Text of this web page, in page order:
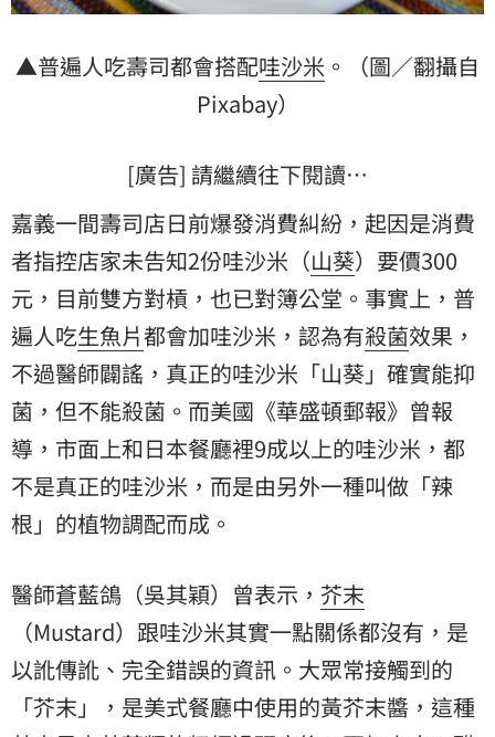
▲普遍人吃壽司都會搭配哇沙米 。（圖／翻攝自
Pixabay）
[廣告] 請繼續往下閱讀…
嘉義一間壽司店日前爆發消費糾紛，起因是消費
者指控店家未告知2份哇沙米（山葵）要價300
元，目前雙方對槓，也已對簿公堂。事實上，普
遍人吃生魚片都會加哇沙米，認為有殺菌效果，
不過醫師闢謠，真正的哇沙米「山葵」確實能抑
菌，但不能殺菌。而美國《華盛頓郵報》曾報
導，市面上和日本餐廳裡9成以上的哇沙米，都
不是真正的哇沙米，而是由另外一種叫做「辣
根」的植物調配而成。
醫師蒼藍鴿（吳其穎）曾表示， 芥末
（Mustard）跟哇沙米其實一點關係都沒有，是
以訛傳訛、完全錯誤的資訊。大眾常接觸到的
「芥末」，是美式餐廳中使用的黃芥末醬，這種